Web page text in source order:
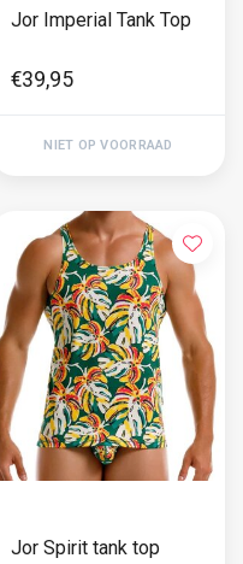
Jor Imperial Tank Top
€39,95
NIET OP VOORRAAD
Jor Spirit tank top